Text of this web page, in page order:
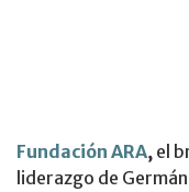
Fundación ARA, el
liderazgo de